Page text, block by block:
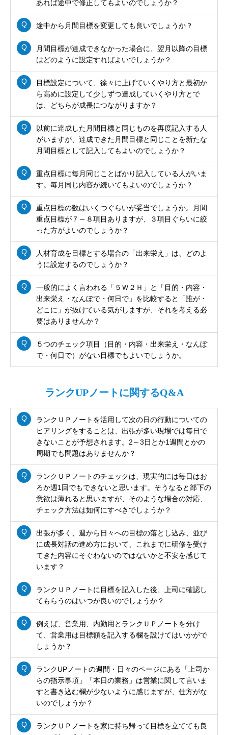
あれば途中で修正してもよいのでしょうか？
途中から月間目標を変更しても良いでしょうか？
月間目標が達成できなかった場合に、翌月以降の目標
はどのように設定すればよいでしょうか？
目標設定について、徐々に上げていくやり方と最初か
ら高めに設定して少しずつ達成していくやり方とで
は、どちらが成長につながりますか？
以前に達成した月間目標と同じものを再度記入する人
がいますが、達成できた月間目標と同じことを新たな
月間目標として記入してもよいのでしょうか？
重点目標に毎月同じことばかり記入している人がいま
す。毎月同じ内容が続いてもよいのでしょうか？
重点目標の数はいくつぐらいが妥当でしょうか。月間
重点目標が７～８項目ありますが、３項目ぐらいに絞
った方がよいのでしょうか？
人材育成を目標とする場合の「出来栄え」は、どのよ
うに設定するのでしょうか？
一般的によく言われる「５Ｗ２Ｈ」と「目的・内容・
出来栄え・なんぼで・何日で」を比較すると「誰が・
どこに」が抜けている気がしますが、それを考える必
要はありませんか？
５つのチェック項目（目的・内容・出来栄え・なんぼ
で・何日で）がない目標でもよいでしょうか。
ランクUPノートに関するQ&A
ランクＵＰノートを活用して次の日の行動についての
ヒアリングをすることは、出張が多い現場では毎日で
きないことが予想されます。2～3日とか1週間とかの
周期でも問題はありませんか？
ランクＵＰノートのチェックは、現実的には毎日はお
ろか週1回でもできないと思います。そうなると部下の
意欲は薄れると思いますが、そのような場合の対応、
チェック方法は如何にすべきでしょうか？
出張が多く、週から日々への目標の落とし込み、並び
に成長対話の進め方において、これまでに研修を受け
てきた内容にそぐわないのではないかと不安を感じて
います？
ランクＵＰノートに目標を記入した後、上司に確認し
てもらうのはいつが良いのでしょうか？
例えば、営業用、内勤用とランクＵＰノートを分け
て、営業用は目標額を記入する欄を設けてはいかがで
しょうか？
ランクUPノートの週間・日々のページにある「上司か
らの指示事項」「本日の業務」は営業に関して言いま
すと書き込む欄が少ないように感じますが、仕方がな
いのでしょうか？
ランクＵＰノートを家に持ち帰って目標を立てても良